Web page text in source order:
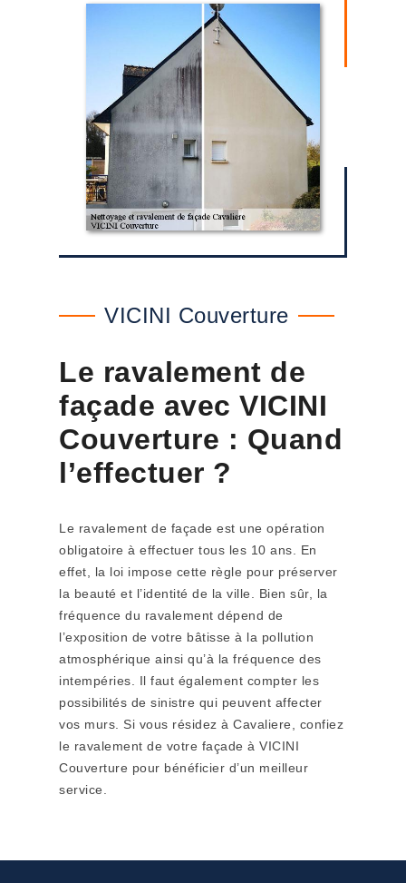
VICINI Couverture
Le ravalement de
façade avec VICINI
Couverture : Quand
l’effectuer ?
Le ravalement de façade est une opération
obligatoire à effectuer tous les 10 ans. En
effet, la loi impose cette règle pour préserver
la beauté et l’identité de la ville. Bien sûr, la
fréquence du ravalement dépend de
l’exposition de votre bâtisse à la pollution
atmosphérique ainsi qu’à la fréquence des
intempéries. Il faut également compter les
possibilités de sinistre qui peuvent affecter
vos murs. Si vous résidez à Cavaliere, confiez
le ravalement de votre façade à VICINI
Couverture pour bénéficier d’un meilleur
service.